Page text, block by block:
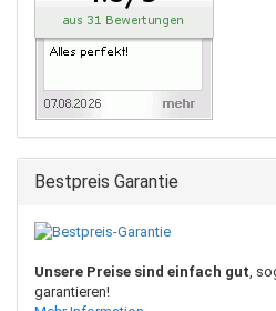
Bestpreis Garantie
Unsere Preise sind einfach gut,
garantieren!